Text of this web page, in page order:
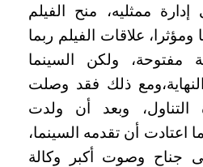
ممثليه، منح الفيلم
علاقات الفيلم ربما
مفتوحة، ولكن السينما
النهاية،ومع ذلك فقد وصلت
التناول، وبعد أن ولدت
أن تقدمه السينما،
جناح وصوت أكبر وكالة